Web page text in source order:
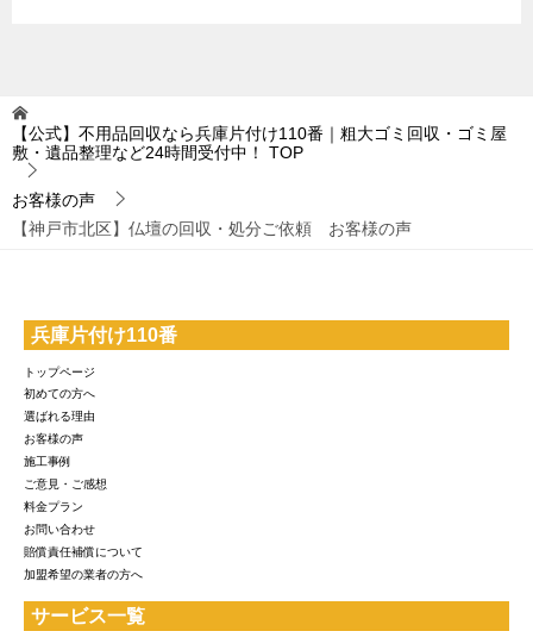
【公式】不用品回収なら兵庫片付け110番｜粗大ゴミ回収・ゴミ屋
敷・遺品整理など24時間受付中！
TOP
お客様の声
【神戸市北区】仏壇の回収・処分ご依頼 お客様の声
兵庫片付け110番
トップページ
初めての方へ
選ばれる理由
お客様の声
施工事例
ご意見・ご感想
料金プラン
お問い合わせ
賠償責任補償について
加盟希望の業者の方へ
サービス一覧